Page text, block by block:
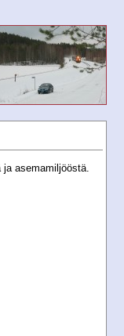
asemamiljööstä.